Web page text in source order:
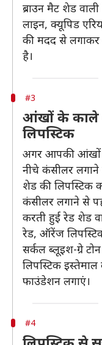
ब्राउन मैट शेड
लाइन, क्यूपिड
की मदद से
है।
#3
आंखों के काले
लिपस्टिक
अगर आपकी आंखों
नीचे कंसीलर
शेड की लिपस्टिक
कंसीलर लगाने से
करती हुई रेड शेड
रेड, ऑरेंज
सर्कल ब्लूइश-ग्रे
लिपस्टिक
फाउंडेशन लगाएं।
#4